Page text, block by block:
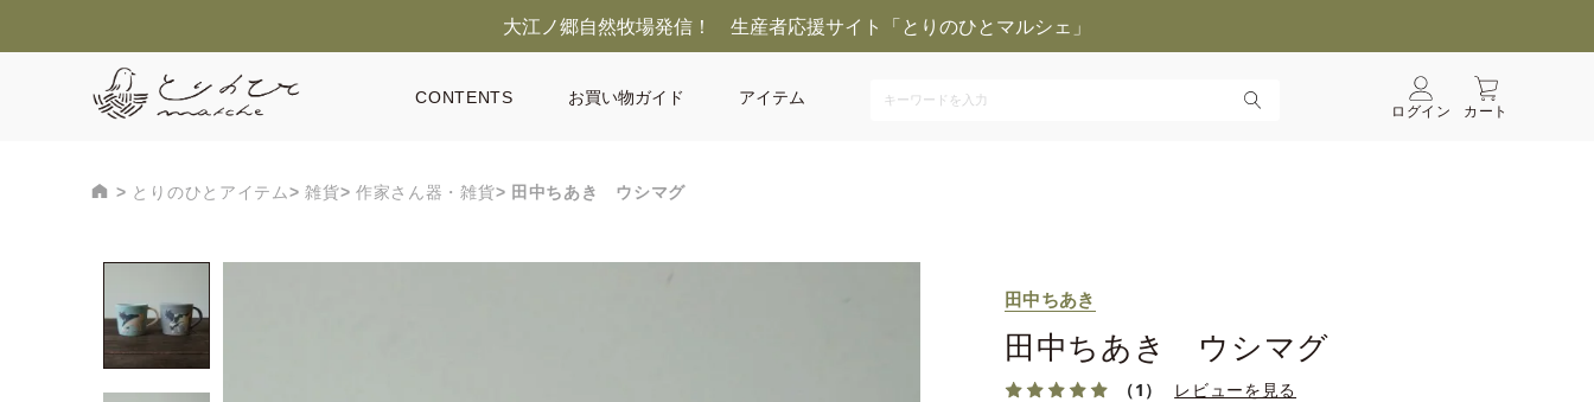
大江ノ郷自然牧場発信！ 生産者応援サイト「とりのひとマルシェ」
CONTENTS お買い物ガイド アイテム
ログイン カート
とりのひとアイテム 雑貨 作家さん器・雑貨 田中ちあき ウシマグ
田中ちあき
田中ちあき ウシマグ
（1） レビューを見る